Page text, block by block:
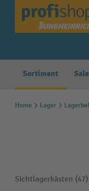
Zur
Sortiment Sale
Home Lager
Sichtlagerkästen (47)